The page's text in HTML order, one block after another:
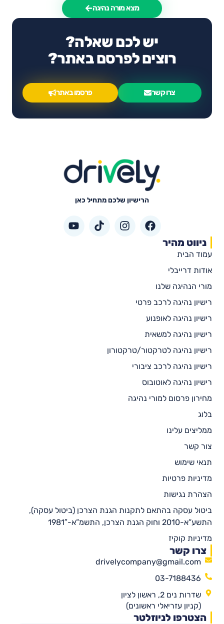
מצא מורה נהיגה
יש לכם שאלה?
רוצים לפרסם באתר?
צרו קשר פרסמו באתר
הרישיון שלכם מתחיל כאן
ניווט מהיר
עמוד הבית
אודות דרייבלי
מורי הנהיגה שלנו
רישיון נהיגה לרכב פרטי
רישיון נהיגה לאופנוע
רישיון נהיגה למשאית
רישיון נהיגה לטרקטור/טרקטורון
רישיון נהיגה לרכב ציבורי
רישיון נהיגה לאוטובוס
מחירון פרסום למורי נהיגה
בלוג
ממליצים עלינו
צור קשר
תנאי שימוש
מדיניות פרטיות
הצהרת נגישות
ביטול עסקה בהתאם לתקנות הגנת הצרכן (ביטול עסקה),
התשע”א-2010 וחוק הגנת הצרכן, התשמ”א-1981″
מדיניות קוקיז
צרו קשר
drivelycompany@gmail.com
03-7188436
שדרות נים 2, ראשון לציון
(קניון עזריאלי ראשונים)
הצטרפו לניוזלטר